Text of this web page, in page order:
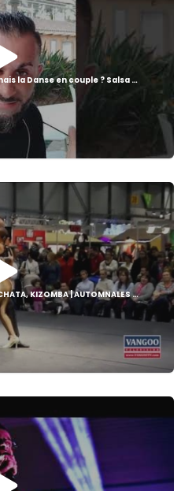
Célibataire à Genève ? Tu connais la Danse en couple ? Salsa Bachata Kizomba? Ben essais GAPDance!
LORENZO & MAGALI : SALSA, BACHATA, KIZOMBA | AUTOMNALES 2015 | VANGOO TV